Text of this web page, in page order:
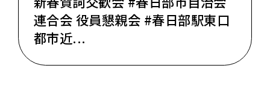
連合会 役員懇親会 #春日部駅東口
都市近...